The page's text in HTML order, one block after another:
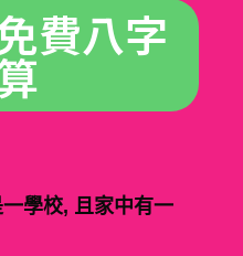
費八字
學校, 且家中有一